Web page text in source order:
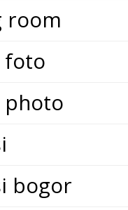
room
foto
photo
bogor